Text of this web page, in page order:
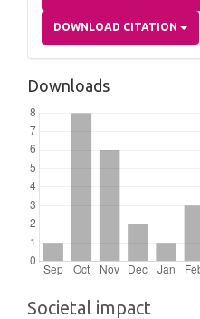
DOWNLOAD CITATION
Downloads
Societal impact